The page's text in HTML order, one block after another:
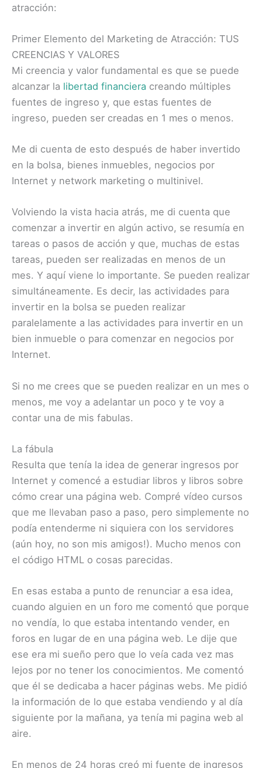
atracción:
Primer Elemento del Marketing de Atracción: TUS
CREENCIAS Y VALORES
Mi creencia y valor fundamental es que se puede
alcanzar la libertad financiera creando múltiples
fuentes de ingreso y, que estas fuentes de
ingreso, pueden ser creadas en 1 mes o menos.
Me di cuenta de esto después de haber invertido
en la bolsa, bienes inmuebles, negocios por
Internet y network marketing o multinivel.
Volviendo la vista hacia atrás, me di cuenta que
comenzar a invertir en algún activo, se resumía en
tareas o pasos de acción y que, muchas de estas
tareas, pueden ser realizadas en menos de un
mes. Y aquí viene lo importante. Se pueden realizar
simultáneamente. Es decir, las actividades para
invertir en la bolsa se pueden realizar
paralelamente a las actividades para invertir en un
bien inmueble o para comenzar en negocios por
Internet.
Si no me crees que se pueden realizar en un mes o
menos, me voy a adelantar un poco y te voy a
contar una de mis fabulas.
La fábula
Resulta que tenía la idea de generar ingresos por
Internet y comencé a estudiar libros y libros sobre
cómo crear una página web. Compré vídeo cursos
que me llevaban paso a paso, pero simplemente no
podía entenderme ni siquiera con los servidores
(aún hoy, no son mis amigos!). Mucho menos con
el código HTML o cosas parecidas.
En esas estaba a punto de renunciar a esa idea,
cuando alguien en un foro me comentó que porque
no vendía, lo que estaba intentando vender, en
foros en lugar de en una página web. Le dije que
ese era mi sueño pero que lo veía cada vez mas
lejos por no tener los conocimientos. Me comentó
que él se dedicaba a hacer páginas webs. Me pidió
la información de lo que estaba vendiendo y al día
siguiente por la mañana, ya tenía mi pagina web al
aire.
En menos de 24 horas creó mi fuente de ingresos